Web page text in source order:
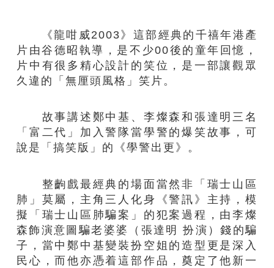
《龍咁威2003》這部經典的千禧年港產
片由谷德昭執導，是不少00後的童年回憶，
片中有很多精心設計的笑位，是一部讓觀眾
久違的「無厘頭風格」笑片。
故事講述鄭中基、李燦森和張達明三名
「富二代」加入警隊當學警的爆笑故事，可
說是「搞笑版」的《學警出更》。
整齣戲最經典的場面當然非「瑞士山區
肺」莫屬，主角三人化身《警訊》主持，模
擬「瑞士山區肺騙案」的犯案過程，由李燦
森飾演意圖騙老婆婆（張達明 扮演）錢的騙
子，當中鄭中基變裝扮空姐的造型更是深入
民心，而他亦憑着這部作品，奠定了他新一